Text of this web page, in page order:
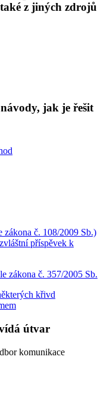
z jiných zdrojů
jak je řešit
zákona č. 108/2009 Sb.)
příspěvek k
zákona č. 357/2005 Sb.
křivd
útvar
komunikace